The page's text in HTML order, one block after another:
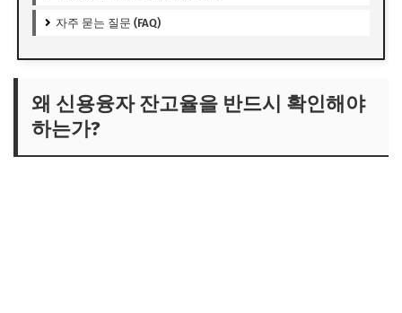
자주 묻는 질문 (FAQ)
왜 신용융자 잔고율을 반드시 확인해야
하는가?